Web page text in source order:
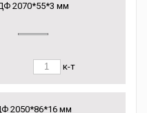
2070*55*3 мм
к-т
2050*86*16 мм